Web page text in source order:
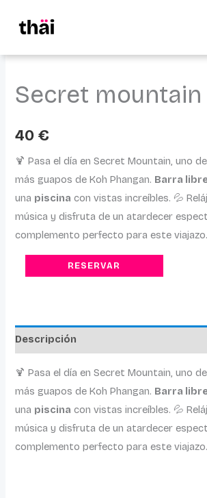
Secret mountain
40 €
🍹 Pasa el día en Secret Mountain, uno
más guapos de Koh Phangan. Barra
una piscina con vistas increíbles. 💦
música y disfruta de un atardecer
complemento perfecto para este viajazo.
mountain
cantidad
RESERVAR
Descripción
🍹 Pasa el día en Secret Mountain, uno
más guapos de Koh Phangan. Barra
una piscina con vistas increíbles. 💦
música y disfruta de un atardecer
complemento perfecto para este viajazo.